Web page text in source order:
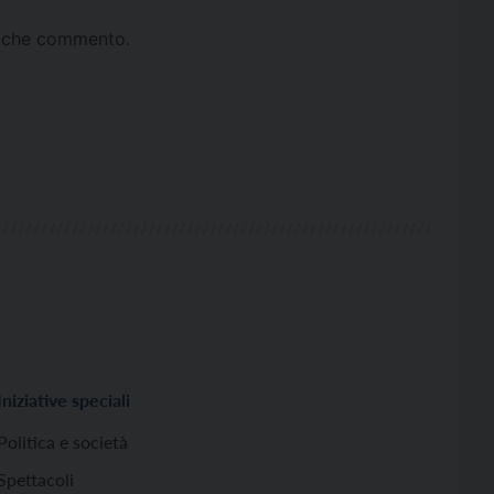
commento.
Iniziative speciali
Politica e società